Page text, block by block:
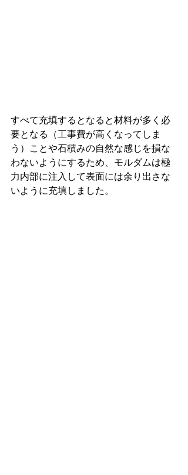
すべて充填するとなると材料が多く必
要となる（工事費が高くなってしま
う）ことや石積みの自然な感じを損な
わないようにするため、モルダムは極
力内部に注入して表面には余り出さな
いように充填しました。